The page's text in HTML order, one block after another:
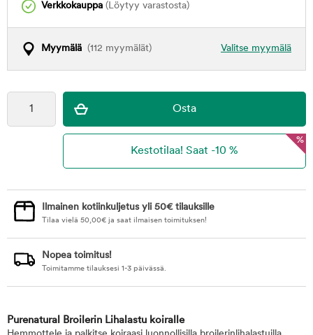
Verkkokauppa (Löytyy varastosta)
Valitse myymälä
Myymälä (112 myymälät)
%
Ilmainen kotiinkuljetus yli 50€ tilauksille
Tilaa vielä 50,00€ ja saat ilmaisen toimituksen!
Nopea toimitus!
Toimitamme tilauksesi 1-3 päivässä.
Purenatural Broilerin Lihalastu koiralle